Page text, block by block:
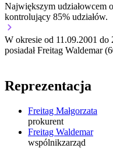
Największym udziałowcem
kontrolujący 85% udziałów.
W okresie od 11.09.2001 do
posiadał Freitag Waldemar
Reprezentacja
Freitag Małgorzata
prokurent
Freitag Waldemar
wspólnikzarząd